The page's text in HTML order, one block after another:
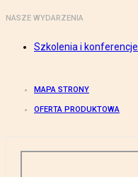
NASZE WYDARZENIA
Szkolenia i konferencje
MAPA STRONY
OFERTA PRODUKTOWA